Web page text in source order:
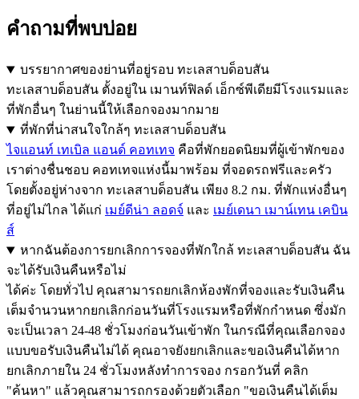
คำถามที่พบบ่อย
บรรยากาศของย่านที่อยู่รอบ ทะเลสาบด็อบสัน
ทะเลสาบด็อบสัน ตั้งอยู่ใน เมานท์ฟิลด์ เอ็กซ์พีเดียมีโรงแรมและ
ที่พักอื่นๆ ในย่านนี้ให้เลือกจองมากมาย
ที่พักที่น่าสนใจใกล้ๆ ทะเลสาบด็อบสัน
ไจแอนท์ เทเบิล แอนด์ คอทเทจ คือที่พักยอดนิยมที่ผู้เข้าพักของ
เราต่างชื่นชอบ คอทเทจแห่งนี้มาพร้อม ที่จอดรถฟรีและครัว
โดยตั้งอยู่ห่างจาก ทะเลสาบด็อบสัน เพียง 8.2 กม. ที่พักแห่งอื่นๆ
ที่อยู่ไม่ไกล ได้แก่ เมย์ดีน่า ลอดจ์ และ เมย์เดนา เมาน์เทน เคบิน
ส์
หากฉันต้องการยกเลิกการจองที่พักใกล้ ทะเลสาบด็อบสัน ฉัน
จะได้รับเงินคืนหรือไม่
ได้ค่ะ โดยทั่วไป คุณสามารถยกเลิกห้องพักที่จองและรับเงินคืน
เต็มจำนวนหากยกเลิกก่อนวันที่โรงแรมหรือที่พักกำหนด ซึ่งมัก
จะเป็นเวลา 24-48 ชั่วโมงก่อนวันเข้าพัก ในกรณีที่คุณเลือกจอง
แบบขอรับเงินคืนไม่ได้ คุณอาจยังยกเลิกและขอเงินคืนได้หาก
ยกเลิกภายใน 24 ชั่วโมงหลังทำการจอง กรอกวันที่ คลิก
"ค้นหา" แล้วคุณสามารถกรองด้วยตัวเลือก "ขอเงินคืนได้เต็ม